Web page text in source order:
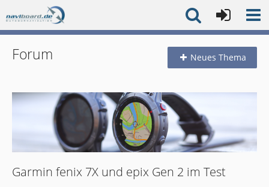
Forum Neues Thema
Garmin fenix 7X und epix Gen 2 im Test